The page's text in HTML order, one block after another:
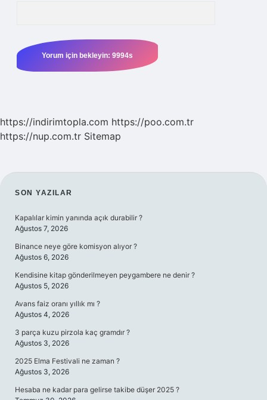
https://indirimtopla.com https://poo.com.tr
https://nup.com.tr Sitemap
SIDEBAR
SON YAZILAR
Kapalılar kimin yanında açık durabilir ?
Ağustos 7, 2026
Binance neye göre komisyon alıyor ?
Ağustos 6, 2026
Kendisine kitap gönderilmeyen peygambere ne denir ?
Ağustos 5, 2026
Avans faiz oranı yıllık mı ?
Ağustos 4, 2026
3 parça kuzu pirzola kaç gramdır ?
Ağustos 3, 2026
2025 Elma Festivali ne zaman ?
Ağustos 3, 2026
Hesaba ne kadar para gelirse takibe düşer 2025 ?